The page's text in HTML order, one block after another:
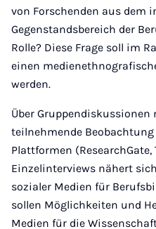
von Forschenden aus dem
Gegenstandsbereich der
Rolle? Diese Frage soll im
einen
werden.
Über
teilnehmende
Plattformen
Einzelinterviews nähert
sozialer Medien für
sollen Möglichkeiten und
Medien für die